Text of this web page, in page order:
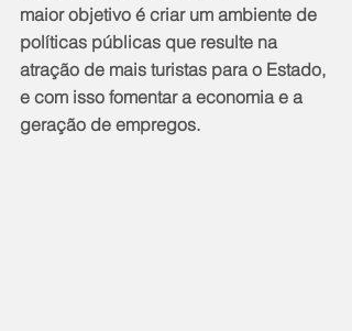
maior objetivo é criar um ambiente de
políticas públicas que resulte na
atração de mais turistas para o Estado,
e com isso fomentar a economia e a
geração de empregos.